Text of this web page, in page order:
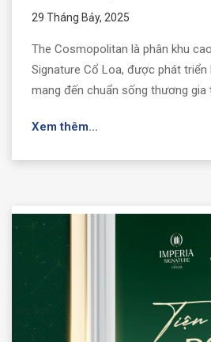
29 Tháng Bảy, 2025
The Cosmopolitan là phân khu
Signature Cổ Loa, được phát triển
mang đến chuẩn sống thương gia
Xem thêm...